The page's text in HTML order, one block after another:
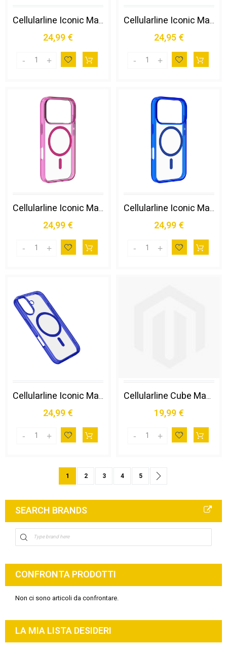
Cellularline Iconic Mag - Iphone 16 Pro Custodia Trasparente con Bordi Colorati Compatibile con Ecosistema Magsafe
24,99 €
Cellularline Iconic Mag - Iphone 17 Pro Max Custodia Trasparente con Bordi Colorati Compatibile con Ecosistema Magsafe
24,95 €
Cellularline Iconic Mag - Iphone 17 Pro Max Custodia Trasparente con Bordi Colorati Compatibile con Ecosistema Magsafe
24,99 €
Cellularline Iconic Mag - Iphone 17 Pro Max Custodia Trasparente con Bordi Colorati Compatibile con Ecosistema Magsafe
24,99 €
Cellularline Iconic Mag - Iphone 16 Plus Custodia Trasparente con Bordi Colorati Compatibile con Ecosistema Magsafe
24,99 €
Cellularline Cube Mag - Iphone 17 Pro Max Custodia con Placca Magsafe Colorata, Disponibile Trasparente o con Bordi Semitrasparenti Abbinati.
19,99 €
Pagina
You're currently reading page
1 Pagina
2 Pagina
3 Pagina
4 Pagina
5
SEARCH BRANDS
CONFRONTA PRODOTTI
Non ci sono articoli da confrontare.
LA MIA LISTA DESIDERI